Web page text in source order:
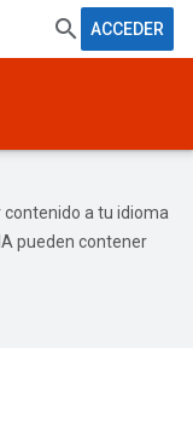
ACCEDER
a tu idioma
pueden contener